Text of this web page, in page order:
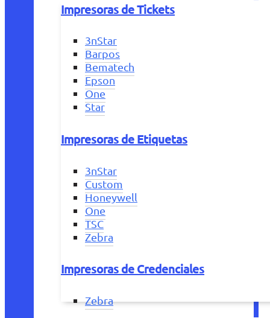
Impresoras de Tickets
3nStar
Barpos
Bematech
Epson
One
Star
Impresoras de Etiquetas
3nStar
Custom
Honeywell
One
TSC
Zebra
Impresoras de Credenciales
Zebra